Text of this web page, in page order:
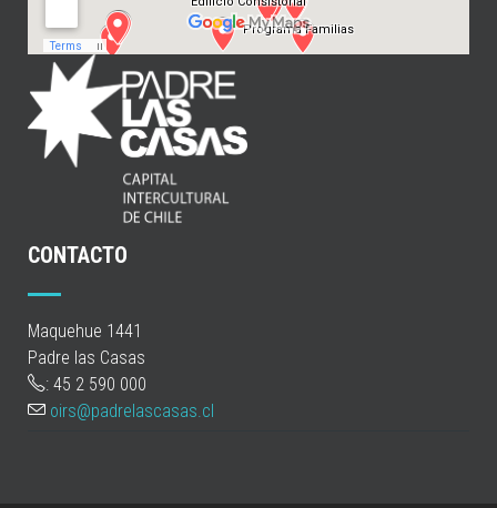
CONTACTO
Maquehue 1441
Padre las Casas
: 45 2 590 000
oirs@padrelascasas.cl